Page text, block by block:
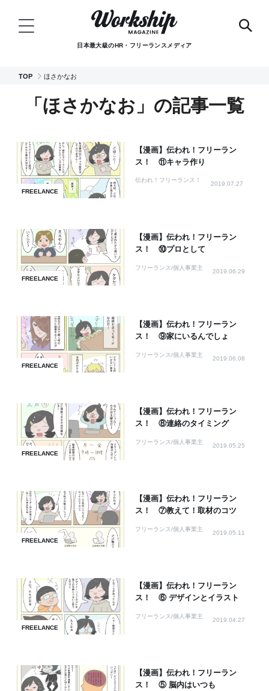
日本最大級のHR・フリーランスメディア
TOP ほさかなお
「ほさかなお」の記事一覧
FREELANCE
【漫画】伝われ！フリーラン
ス！ ⑪キャラ作り
伝われ！フリーランス！
2019.07.27
FREELANCE
【漫画】伝われ！フリーラン
ス！ ⑩プロとして
フリーランス/個人事業主
2019.06.29
FREELANCE
【漫画】伝われ！フリーラン
ス！ ⑨家にいるんでしょ
フリーランス/個人事業主
2019.06.08
FREELANCE
【漫画】伝われ！フリーラン
ス！ ⑧連絡のタイミング
フリーランス/個人事業主
2019.05.25
FREELANCE
【漫画】伝われ！フリーラン
ス！ ⑦教えて！取材のコツ
フリーランス/個人事業主
2019.05.11
FREELANCE
【漫画】伝われ！フリーラン
ス！ ⑥ デザインとイラスト
フリーランス/個人事業主
2019.04.27
【漫画】伝われ！フリーラン
ス！ ⑤ 脳内はいつも